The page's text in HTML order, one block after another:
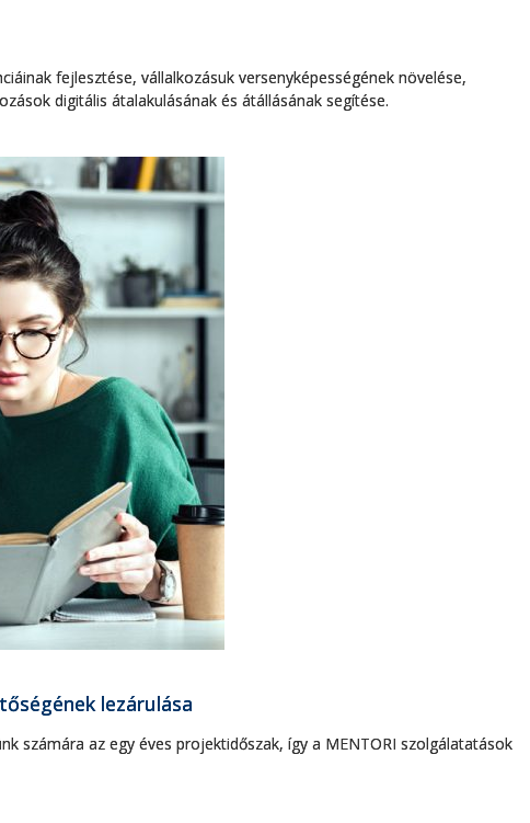
fejlesztése, vállalkozásuk versenyképességének növelése,
digitális átalakulásának és átállásának segítése.
lezárulása
számára az egy éves projektidőszak, így a MENTORI szolgálatatások